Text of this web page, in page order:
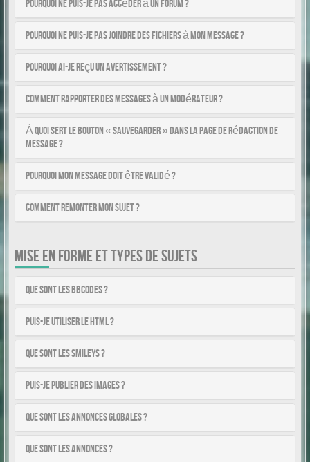
Pourquoi ne puis-je pas accéder à un forum ?
Pourquoi ne puis-je pas joindre des fichiers à mon message ?
Pourquoi ai-je reçu un avertissement ?
Comment rapporter des messages à un modérateur ?
À quoi sert le bouton « Sauvegarder » dans la page de rédaction de
message ?
Pourquoi mon message doit être validé ?
Comment remonter mon sujet ?
MISE EN FORME ET TYPES DE SUJETS
Que sont les BBCodes ?
Puis-je utiliser le HTML ?
Que sont les smileys ?
Puis-je publier des images ?
Que sont les annonces globales ?
Que sont les annonces ?